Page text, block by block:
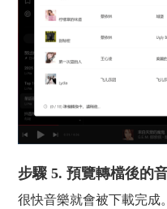
步驟 5. 預覽轉檔後的
很快音樂就會被下載完成